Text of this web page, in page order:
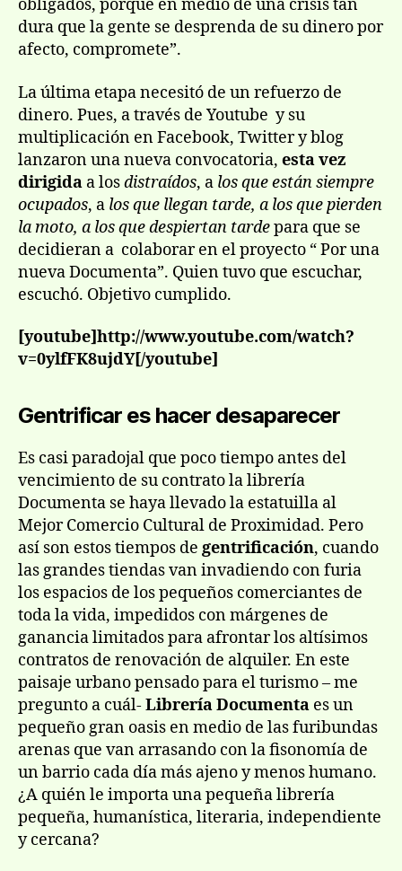
obligados, porque en medio de una crisis tan
dura que la gente se desprenda de su dinero por
afecto, compromete”.
La última etapa necesitó de un refuerzo de
dinero. Pues, a través de Youtube y su
multiplicación en Facebook, Twitter y blog
lanzaron una nueva convocatoria, esta vez
dirigida a losdistraídos, a los que están siempre
ocupados, a los que llegan tarde, a los que pierden
la moto, a los que despiertan tardepara que se
decidieran a colaborar en el proyecto “ Por una
nueva Documenta”. Quien tuvo que escuchar,
escuchó. Objetivo cumplido.
[youtube]http://www.youtube.com/watch?
v=0ylfFK8ujdY[/youtube]
Gentrificar es hacer desaparecer
Es casi paradojal que poco tiempo antes del
vencimiento de su contrato la librería
Documenta se haya llevado la estatuilla al
Mejor Comercio Cultural de Proximidad. Pero
así son estos tiempos de gentrificación, cuando
las grandes tiendas van invadiendo con furia
los espacios de los pequeños comerciantes de
toda la vida, impedidos con márgenes de
ganancia limitados para afrontar los altísimos
contratos de renovación de alquiler. En este
paisaje urbano pensado para el turismo – me
pregunto a cuál-Librería Documenta es un
pequeño gran oasis en medio de las furibundas
arenas que van arrasando con la fisonomía de
un barrio cada día más ajeno y menos humano.
¿A quién le importa una pequeña librería
pequeña, humanística, literaria, independiente
y cercana?